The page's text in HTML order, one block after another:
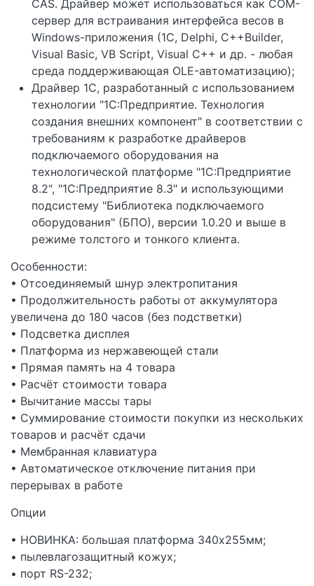
CAS. Драйвер может использоваться как COM-
сервер для встраивания интерфейса весов в
Windows-приложения (1С, Delphi, C++Builder,
Visual Basic, VB Script, Visual C++ и др. - любая
среда поддерживающая OLE-автоматизацию);
Драйвер 1С, разработанный с использованием
технологии "1С:Предприятие. Технология
создания внешних компонент" в соответствии с
требованиям к разработке драйверов
подключаемого оборудования на
технологической платформе "1С:Предприятие
8.2", "1С:Предприятие 8.3" и использующими
подсистему "Библиотека подключаемого
оборудования" (БПО), версии 1.0.20 и выше в
режиме толстого и тонкого клиента.
Особенности:
• Отсоединяемый шнур электропитания
• Продолжительность работы от аккумулятора
увеличена до 180 часов (без подстветки)
• Подсветка дисплея
• Платформа из нержавеющей стали
• Прямая память на 4 товара
• Расчёт стоимости товара
• Вычитание массы тары
• Суммирование стоимости покупки из нескольких
товаров и расчёт сдачи
• Мембранная клавиатура
• Автоматическое отключение питания при
перерывах в работе
Опции
• НОВИНКА: большая платформа 340х255мм;
• пылевлагозащитный кожух;
• порт RS-232;